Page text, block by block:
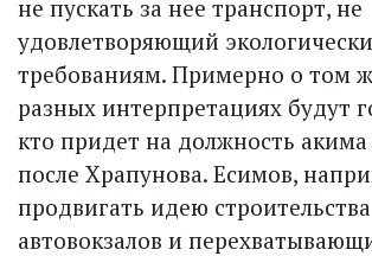
не пускать за нее транспорт, не
удовлетворяющий
требованиям. Примерно о том
разных интерпретациях будут
кто придет на должность
после Храпунова. Есимов,
продвигать идею строительства
автовокзалов и